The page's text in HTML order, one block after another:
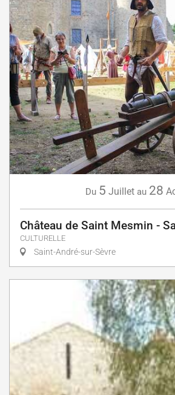
Du 5 Juillet au 28
Château de Saint Mesmin -
CULTURELLE
Saint-André-sur-Sèvre